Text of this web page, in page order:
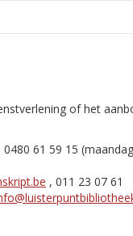
of het
0480 61 59 15
, 011 23 07 61